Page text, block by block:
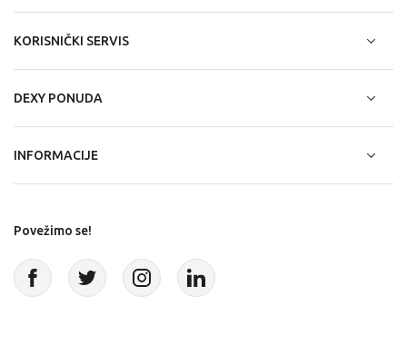
KORISNIČKI SERVIS
DEXY PONUDA
INFORMACIJE
Povežimo se!